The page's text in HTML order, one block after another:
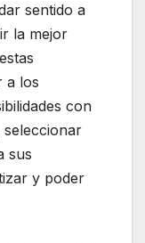
sentido a
la mejor
a los
con
seleccionar
sus
y poder